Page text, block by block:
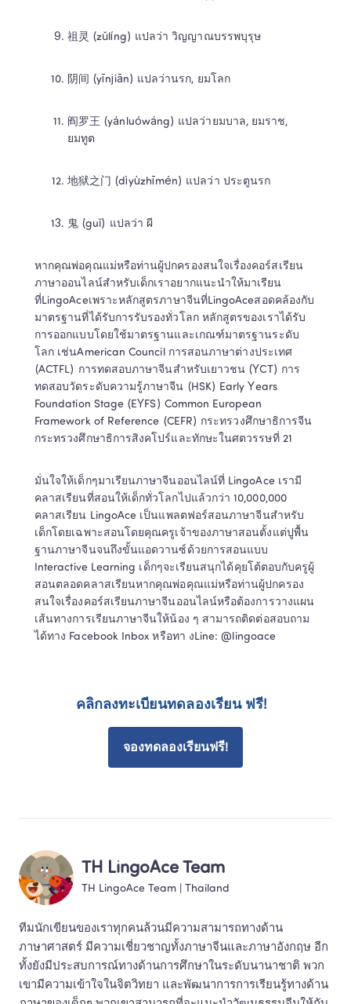
祖灵 (zǔlíng) แปลว่า วิญญาณบรรพบุรุษ
阴间 (yīnjiān) แปลว่านรก, ยมโลก
阎罗王 (yánluówáng) แปลว่ายมบาล, ยมราช,
ยมทูต
地狱之门 (dìyùzhīmén) แปลว่า ประตูนรก
鬼 (guǐ) แปลว่า ผี
หากคุณพ่อคุณแม่หรือท่านผู้ปกครองสนใจเรื่องคอร์สเรียน
ภาษาออนไลน์สำหรับเด็กเราอยากแนะนำให้มาเรียน
ที่LingoAceเพราะหลักสูตรภาษาจีนที่LingoAceสอดคล้องกับ
มาตรฐานที่ได้รับการรับรองทั่วโลก หลักสูตรของเราได้รับ
การออกแบบโดยใช้มาตรฐานและเกณฑ์มาตรฐานระดับ
โลก เช่นAmerican Council การสอนภาษาต่างประเทศ
(ACTFL) การทดสอบภาษาจีนสำหรับเยาวชน (YCT) การ
ทดสอบวัดระดับความรู้ภาษาจีน (HSK) Early Years
Foundation Stage (EYFS) Common European
Framework of Reference (CEFR) กระทรวงศึกษาธิการจีน
กระทรวงศึกษาธิการสิงคโปร์และทักษะในศตวรรษที่ 21
มั่นใจให้เด็กๆมาเรียนภาษาจีนออนไลน์ที่ LingoAce เรามี
คลาสเรียนที่สอนให้เด็กทั่วโลกไปแล้วกว่า 10,000,000
คลาสเรียน LingoAce เป็นแพลตฟอร์สอนภาษาจีนสำหรับ
เด็กโดยเฉพาะสอนโดยคุณครูเจ้าของภาษาสอนตั้งแต่ปูพื้น
ฐานภาษาจีนจนถึงขั้นแอดวานซ์ด้วยการสอนแบบ
Interactive Learning เด็กๆจะเรียนสนุกได้คุยโต้ตอบกับครูผู้
สอนตลอดคลาสเรียนหากคุณพ่อคุณแม่หรือท่านผู้ปกครอง
สนใจเรื่องคอร์สเรียนภาษาจีนออนไลน์หรือต้องการวางแผน
เส้นทางการเรียนภาษาจีนให้น้อง ๆ สามารถติดต่อสอบถาม
ได้ทาง Facebook Inbox หรือทา งLine: @lingoace
คลิกลงทะเบียนทดลองเรียน ฟรี!
จองทดลองเรียนฟรี!
TH LingoAce Team
TH LingoAce Team Thailand
ทีมนักเขียนของเราทุกคนล้วนมีความสามารถทางด้าน
ภาษาศาสตร์ มีความเชี่ยวชาญทั้งภาษาจีนและภาษาอังกฤษ อีก
ทั้งยังมีประสบการณ์ทางด้านการศึกษาในระดับนานาชาติ พวก
เขามีความเข้าใจในจิตวิทยา และพัฒนาการการเรียนรู้ทางด้าน